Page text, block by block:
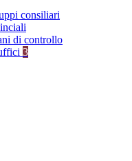
consiliari
di controllo
3